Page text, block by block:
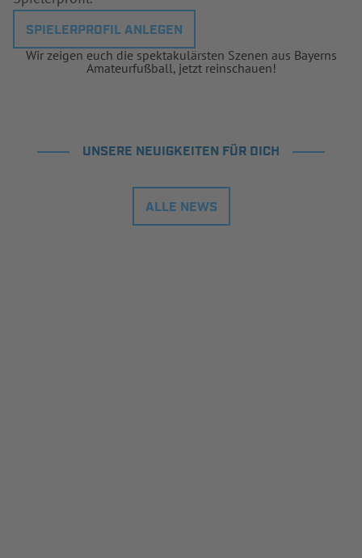
SPIELERPROFIL ANLEGEN
Wir zeigen euch die spektakulärsten Szenen aus Bayerns
Amateurfußball, jetzt reinschauen!
UNSERE NEUIGKEITEN FÜR DICH
ALLE NEWS